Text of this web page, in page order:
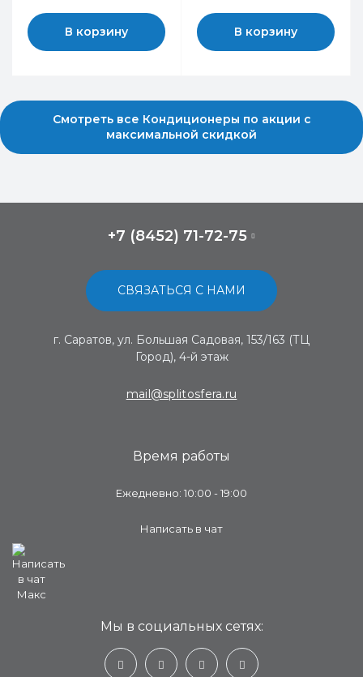
В корзину В корзину
Смотреть все Кондиционеры по акции с
максимальной скидкой
+7 (8452) 71-72-75
СВЯЗАТЬСЯ С НАМИ
г. Саратов, ул. Большая Садовая, 153/163 (ТЦ
Город), 4-й этаж
mail@splitosfera.ru
Время работы
Ежедневно: 10:00 - 19:00
Написать в чат
Мы в социальных сетях: